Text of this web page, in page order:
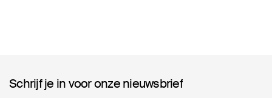
Schrijf je in voor onze nieuwsbrief
Schrijf je in voor onze nieuwsbrief